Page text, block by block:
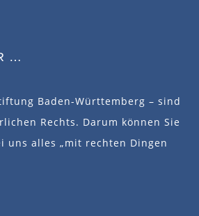
…
Baden-Württemberg – sind
Rechts. Darum können Sie
uns alles „mit rechten Dingen